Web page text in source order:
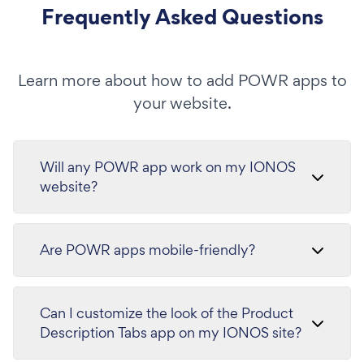
Frequently Asked Questions
Learn more about how to add POWR apps to
your website.
Will any POWR app work on my IONOS
website?
Are POWR apps mobile-friendly?
Can I customize the look of the Product
Description Tabs app on my IONOS site?